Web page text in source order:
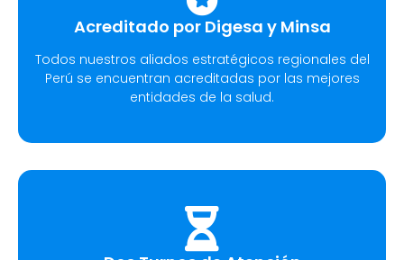
Acreditado por Digesa y Minsa
Todos nuestros aliados estratégicos regionales del
Perú se encuentran acreditadas por las mejores
entidades de la salud.